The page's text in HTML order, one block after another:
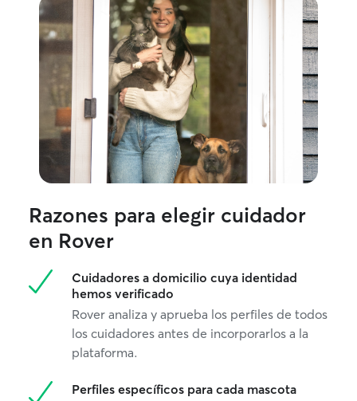
Razones para elegir cuidador
en Rover
Cuidadores a domicilio cuya identidad
hemos verificado
Rover analiza y aprueba los perfiles de todos
los cuidadores antes de incorporarlos a la
plataforma.
Perfiles específicos para cada mascota